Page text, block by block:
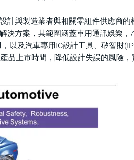
計與製造業者與相關零組件供應商的
決方案，其範圍涵蓋車用通訊娛樂，
以及汽車專用IC設計工具、矽智財
品上市時間，降低設計失誤的風險